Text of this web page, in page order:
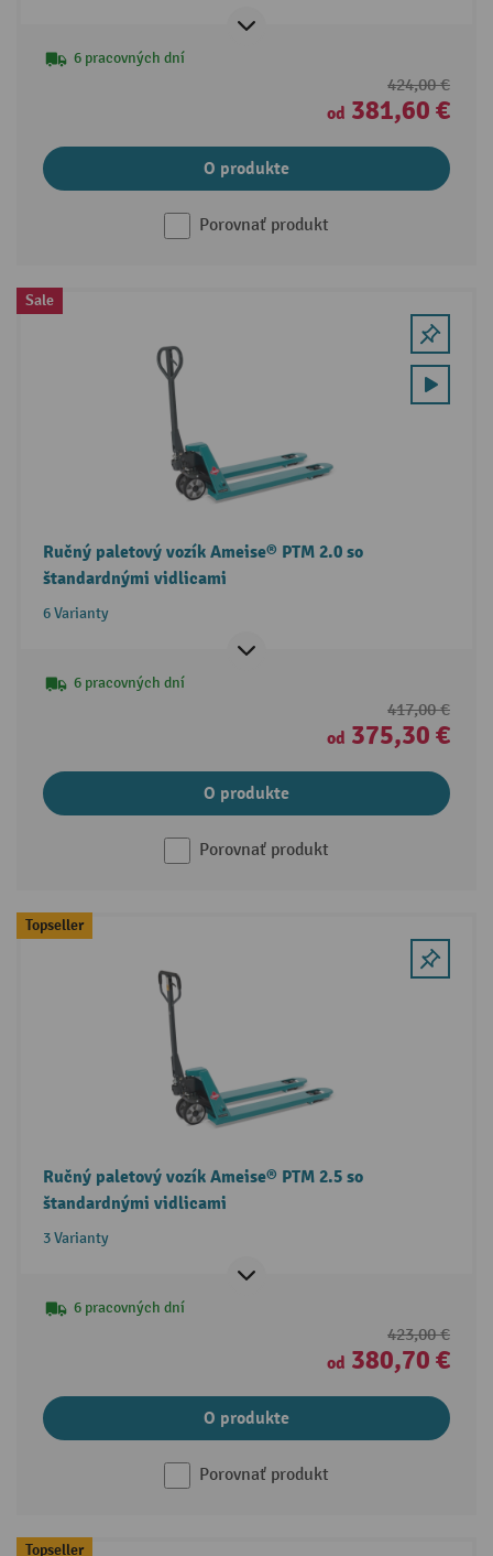
6 pracovných dní
424,00 €
od 381,60 €
O produkte
Porovnať produkt
Sale
Ručný paletový vozík Ameise® PTM 2.0 so
štandardnými vidlicami
6 Varianty
6 pracovných dní
417,00 €
od 375,30 €
O produkte
Porovnať produkt
Topseller
Ručný paletový vozík Ameise® PTM 2.5 so
štandardnými vidlicami
3 Varianty
6 pracovných dní
423,00 €
od 380,70 €
O produkte
Porovnať produkt
Topseller